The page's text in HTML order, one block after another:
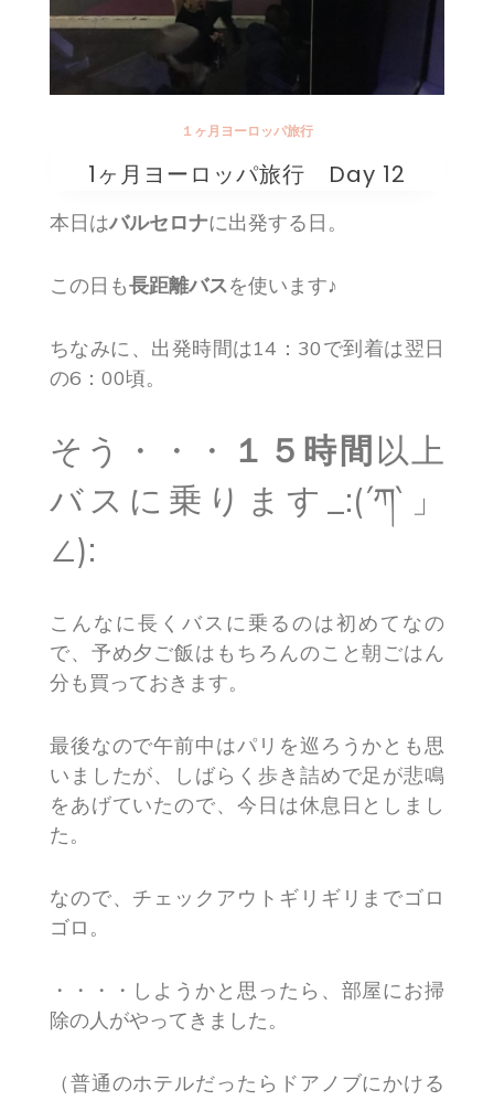
１ヶ月ヨーロッパ旅行
1ヶ月ヨーロッパ旅行 Day 12
本日はバルセロナに出発する日。
この日も長距離バスを使います♪
ちなみに、出発時間は14：30で到着は翌日
の6：00頃。
そう・・・ １５時間以上
バスに乗ります_:(´ཀ`」
∠):
こんなに長くバスに乗るのは初めてなの
で、予め夕ご飯はもちろんのこと朝ごはん
分も買っておきます。
最後なので午前中はパリを巡ろうかとも思
いましたが、しばらく歩き詰めで足が悲鳴
をあげていたので、今日は休息日としまし
た。
なので、チェックアウトギリギリまでゴロ
ゴロ。
・・・・しようかと思ったら、部屋にお掃
除の人がやってきました。
（普通のホテルだったらドアノブにかける